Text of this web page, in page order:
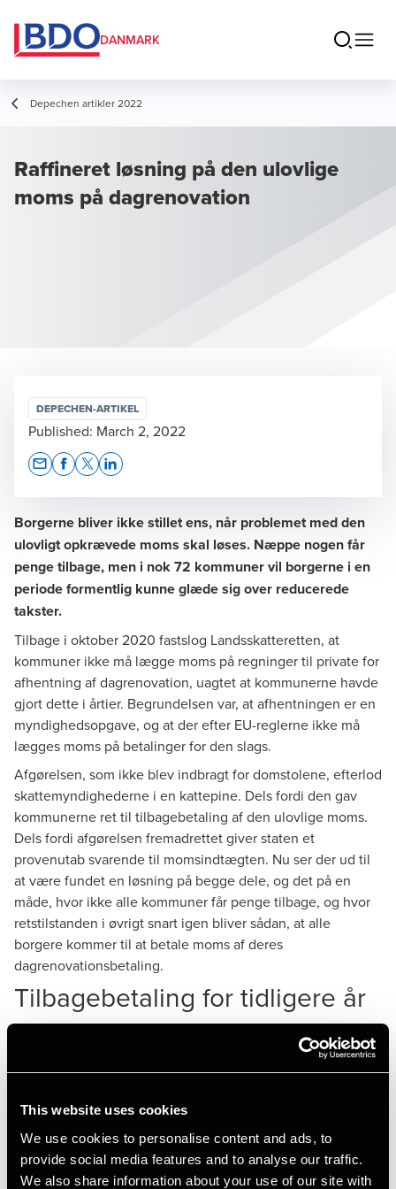
This website uses cookies
We use cookies to personalise content and ads, to
provide social media features and to analyse our traffic.
We also share information about your use of our site with
DANMARK
Depechen artikler 2022
Raffineret løsning på den ulovlige
moms på dagrenovation
Borgerne bliver ikke stillet ens, når problemet med den
ulovligt opkrævede moms skal løses. Næppe nogen får
penge tilbage, men i nok 72 kommuner vil borgerne i en
periode formentlig kunne glæde sig over reducerede
takster.
Tilbage i oktober 2020 fastslog Landsskatteretten, at
kommuner ikke må lægge moms på regninger til private for
afhentning af dagrenovation, uagtet at kommunerne havde
gjort dette i årtier. Begrundelsen var, at afhentningen er en
myndighedsopgave, og at der efter EU-reglerne ikke må
lægges moms på betalinger for den slags.
Afgørelsen, som ikke blev indbragt for domstolene, efterlod
skattemyndighederne i en kattepine. Dels fordi den gav
kommunerne ret til tilbagebetaling af den ulovlige moms.
Dels fordi afgørelsen fremadrettet giver staten et
provenutab svarende til momsindtægten. Nu ser der ud til
at være fundet en løsning på begge dele, og det på en
måde, hvor ikke alle kommuner får penge tilbage, og hvor
retstilstanden i øvrigt snart igen bliver sådan, at alle
borgere kommer til at betale moms af deres
dagrenovationsbetaling.
Tilbagebetaling for tidligere år
Tilbage i november sendte Skattestyrelsen et udkast til et
såkaldt styresignal i høring. Det fremgår heraf, at styrelsen i
konsekvens af afgørelsen fra Landsskatteretten efter
til 1. januar 2012.
Der gælder dog en væsentlig undtagelse, idet
Skattestyrelsen ikke vil betale penge tilbage til kommuner,
hvor dagrenovationen er udskilt i et kommunalt ejet
DEPECHEN-ARTIKEL
Published: March 2, 2022